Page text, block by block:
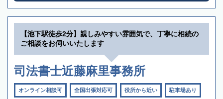
【池下駅徒歩2分】親しみやすい雰囲気で、丁寧に相続の
ご相談をお伺いいたします
司法書士近藤麻里事務所
オンライン相談可 全国出張対応可 役所から近い 駐車場あり